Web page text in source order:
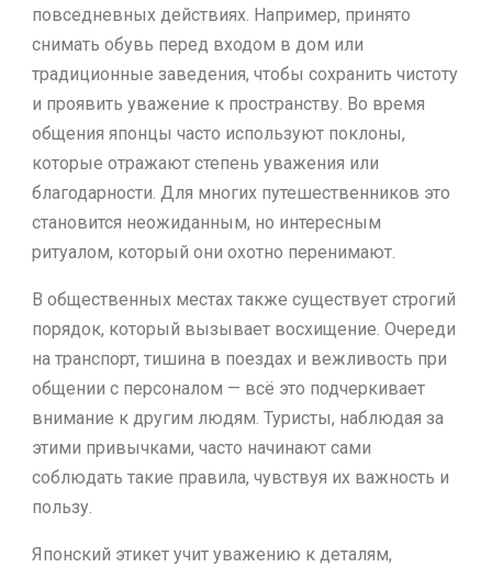
повседневных действиях. Например, принято
снимать обувь перед входом в дом или
традиционные заведения, чтобы сохранить чистоту
и проявить уважение к пространству. Во время
общения японцы часто используют поклоны,
которые отражают степень уважения или
благодарности. Для многих путешественников это
становится неожиданным, но интересным
ритуалом, который они охотно перенимают.
В общественных местах также существует строгий
порядок, который вызывает восхищение. Очереди
на транспорт, тишина в поездах и вежливость при
общении с персоналом — всё это подчеркивает
внимание к другим людям. Туристы, наблюдая за
этими привычками, часто начинают сами
соблюдать такие правила, чувствуя их важность и
пользу.
Японский этикет учит уважению к деталям,